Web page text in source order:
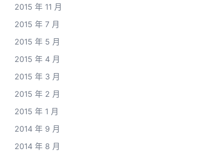
2015 年 11 月
2015 年 7 月
2015 年 5 月
2015 年 4 月
2015 年 3 月
2015 年 2 月
2015 年 1 月
2014 年 9 月
2014 年 8 月